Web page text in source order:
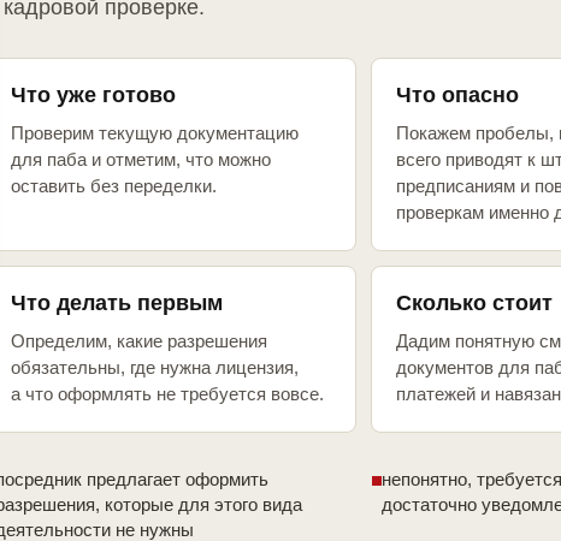
кадровой проверке.
Что уже готово
Проверим текущую документацию
для паба и отметим, что можно
оставить без переделки.
Что опасно
Покажем пробелы,
всего приводят к
предписаниям и
проверкам именно
Что делать первым
Определим, какие разрешения
обязательны, где нужна лицензия,
а что оформлять не требуется вовсе.
Сколько стоит
Дадим понятную
документов для
платежей и
предлагает оформить
которые для этого вида
не нужны
непонятно,
достаточно